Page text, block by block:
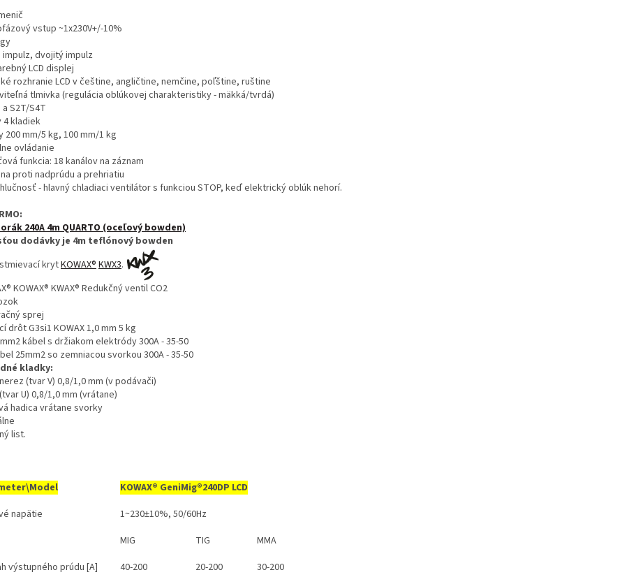
vstup ~1x230V+/-10%
impulz, dvojitý impulz
LCD displej
rozhranie LCD v češtine, angličtine, nemčine, poľštine, ruštine
tlmivka (regulácia oblúkovej charakteristiky - mäkká/tvrdá)
S2T/S4T
4 kladiek
200 mm/5 kg, 100 mm/1 kg
ovládanie
funkcia: 18 kanálov na záznam
proti nadprúdu a prehriatiu
- hlavný chladiaci ventilátor s funkciou STOP, keď elektrický oblúk nehorí.
240A 4m QUARTO (oceľový bowden)
dodávky je 4m teflónový bowden
krytKOWAX® KWX3.
KOWAX® KWAX® Redukčný ventil CO2
sprej
drôt G3si1 KOWAX 1,0 mm 5 kg
kábel s držiakom elektródy 300A - 35-50
25mm2 so zemniacou svorkou 300A - 35-50
kladky:
(tvar V) 0,8/1,0 mm (v podávači)
U) 0,8/1,0 mm (vrátane)
hadica vrátane svorky
list.
KOWAX® GeniMig®240DP LCD
napätie
1~230±10%, 50/60Hz
MIG
TIG
MMA
výstupného prúdu [A]
40-200 20-200 30-200